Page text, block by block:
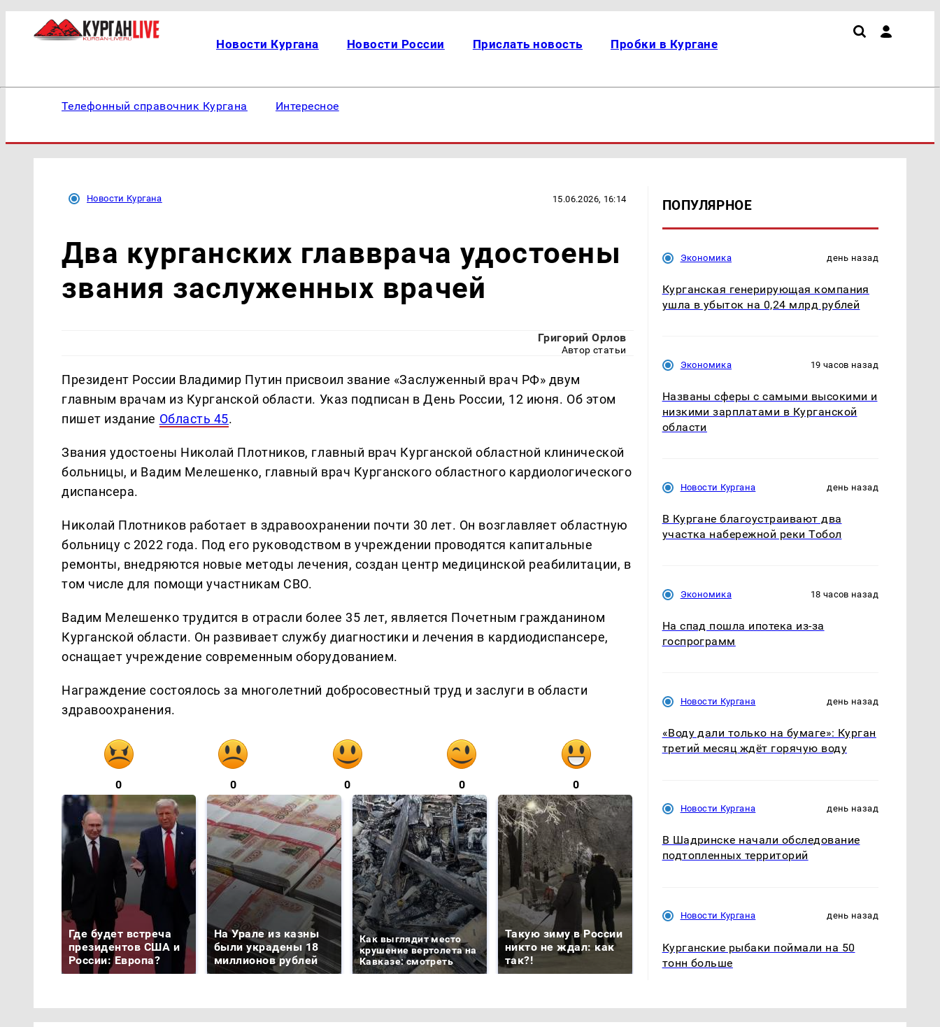
Новости Кургана Новости России Прислать новость Пробки в Кургане
Телефонный справочник Кургана Интересное
Новости Кургана 15.06.2026, 16:14
Два курганских главврача удостоены
звания заслуженных врачей
Григорий Орлов
Автор статьи
Президент России Владимир Путин присвоил звание «Заслуженный врач РФ» двум
главным врачам из Курганской области. Указ подписан в День России, 12 июня. Об этом
пишет издание Область 45.
Звания удостоены Николай Плотников, главный врач Курганской областной клинической
больницы, и Вадим Мелешенко, главный врач Курганского областного кардиологического
диспансера.
Николай Плотников работает в здравоохранении почти 30 лет. Он возглавляет областную
больницу с 2022 года. Под его руководством в учреждении проводятся капитальные
ремонты, внедряются новые методы лечения, создан центр медицинской реабилитации, в
том числе для помощи участникам СВО.
Вадим Мелешенко трудится в отрасли более 35 лет, является Почетным гражданином
Курганской области. Он развивает службу диагностики и лечения в кардиодиспансере,
оснащает учреждение современным оборудованием.
Награждение состоялось за многолетний добросовестный труд и заслуги в области
здравоохранения.
0 0 0 0 0
Где будет встреча
президентов США и
России: Европа?
На Урале из казны
были украдены 18
миллионов рублей
Как выглядит место
крушение вертолета на
Кавказе: смотреть
Такую зиму в России
никто не ждал: как
так?!
готовую еду из
магазина: список
жестокое убийство
ПОПУЛЯРНОЕ
Экономика день назад
Курганская генерирующая компания
ушла в убыток на 0,24 млрд рублей
Экономика 19 часов назад
Названы сферы с самыми высокими и
низкими зарплатами в Курганской
области
Новости Кургана день назад
В Кургане благоустраивают два
участка набережной реки Тобол
Экономика 18 часов назад
На спад пошла ипотека из-за
госпрограмм
Новости Кургана день назад
«Воду дали только на бумаге»: Курган
третий месяц ждёт горячую воду
Новости Кургана день назад
В Шадринске начали обследование
подтопленных территорий
Новости Кургана день назад
Курганские рыбаки поймали на 50
тонн больше